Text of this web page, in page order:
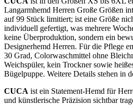
auf 99 Stück limitiert; ist eine Größe
individuell gefertigt, was mehrere
keine Überproduktion, sondern ein
Designerhemd Herren. Für die Pflege
30 Grad, Colorwaschmittel ohne
Weichspüler, kein Trockner sowie
Bügelpuppe. Weitere Details stehen in
CUCAist ein Statement-Hemd für